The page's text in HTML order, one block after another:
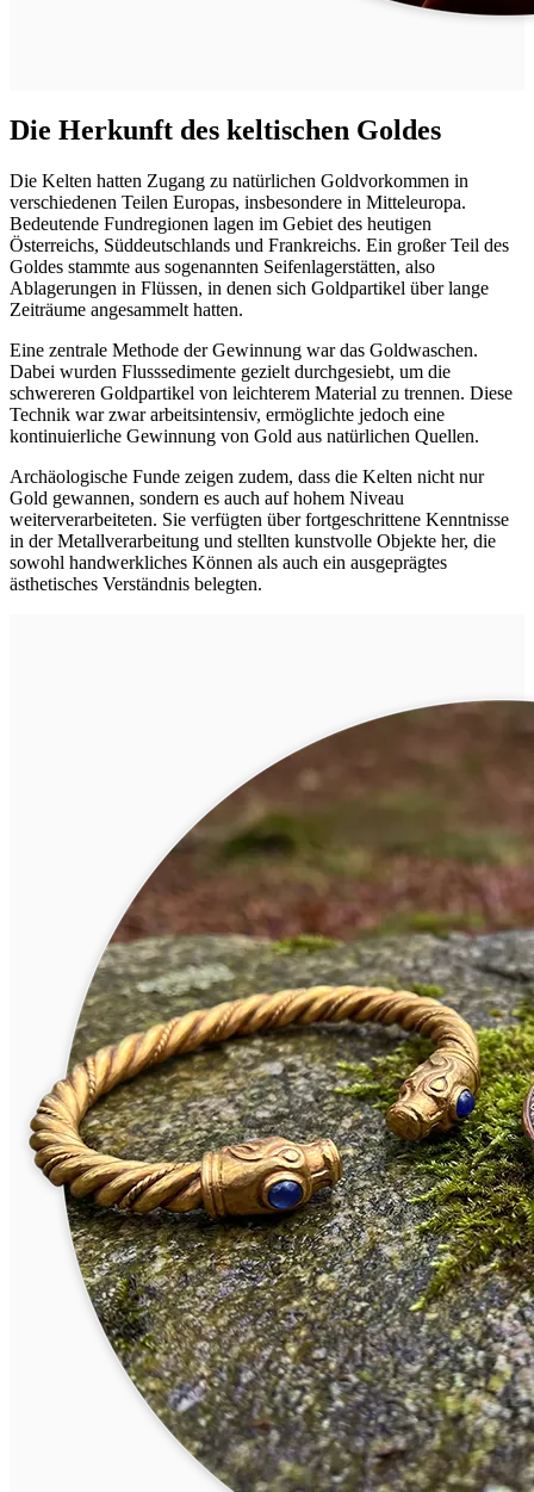
Die Herkunft des keltischen Goldes
Die Kelten hatten Zugang zu natürlichen Goldvorkommen in
verschiedenen Teilen Europas, insbesondere in Mitteleuropa.
Bedeutende Fundregionen lagen im Gebiet des heutigen
Österreichs, Süddeutschlands und Frankreichs. Ein großer Teil des
Goldes stammte aus sogenannten Seifenlagerstätten, also
Ablagerungen in Flüssen, in denen sich Goldpartikel über lange
Zeiträume angesammelt hatten.
Eine zentrale Methode der Gewinnung war das Goldwaschen.
Dabei wurden Flusssedimente gezielt durchgesiebt, um die
schwereren Goldpartikel von leichterem Material zu trennen. Diese
Technik war zwar arbeitsintensiv, ermöglichte jedoch eine
kontinuierliche Gewinnung von Gold aus natürlichen Quellen.
Archäologische Funde zeigen zudem, dass die Kelten nicht nur
Gold gewannen, sondern es auch auf hohem Niveau
weiterverarbeiteten. Sie verfügten über fortgeschrittene Kenntnisse
in der Metallverarbeitung und stellten kunstvolle Objekte her, die
sowohl handwerkliches Können als auch ein ausgeprägtes
ästhetisches Verständnis belegten.